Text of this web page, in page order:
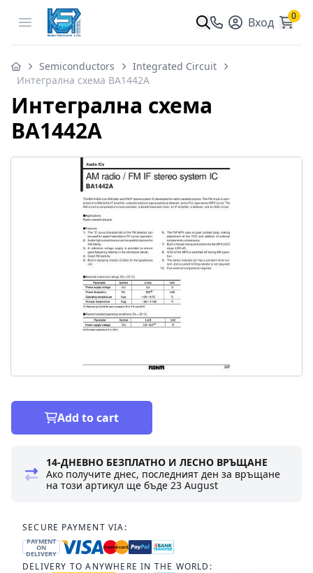
Open menu Вход 0
Semiconductors
Integrated Circuit
Интегрална схема BA1442A
Интегрална схема
BA1442A
Add to cart
14-ДНЕВНО БЕЗПЛАТНО И ЛЕСНО ВРЪЩАНЕ
Ако получите днес, последният ден за връщане
на този артикул ще бъде23 August
SECURE PAYMENT VIA:
PAYMENT
ON
DELIVERY
DELIVERY TO ANYWHERE IN THE WORLD: